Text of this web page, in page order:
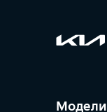
Модели